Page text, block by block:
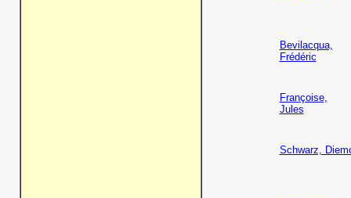
Bevilacqua,
Frédéric
Françoise,
Jules
Schwarz,